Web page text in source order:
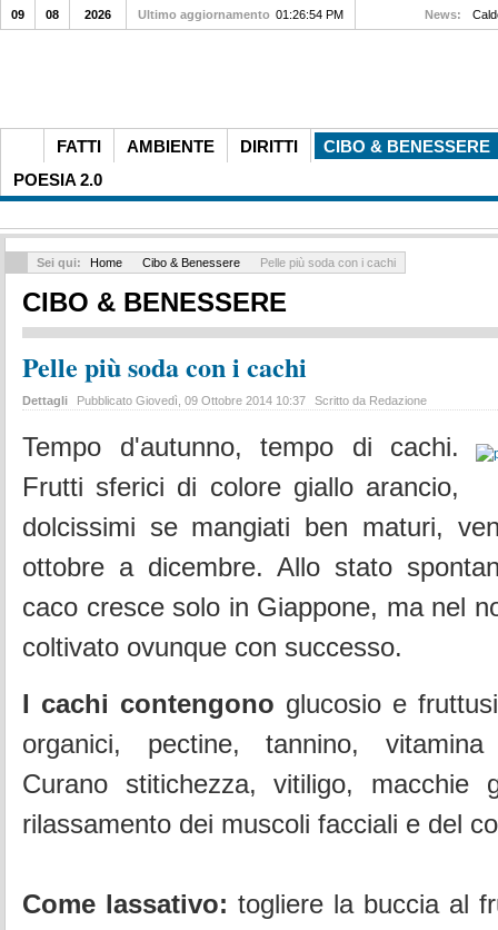
FATTI AMBIENTE DIRITTI
CIBO & BENESSERE
POESIA 2.0
09 08 2026 Ultimo aggiornamento 01:26:54 PM News:
Sei qui: Home Cibo & Benessere Pelle più soda con i cachi
CIBO & BENESSERE
Pelle più soda con i cachi
Dettagli Pubblicato Giovedì, 09 Ottobre 2014 10:37 Scritto da Redazione
Tempo d'autunno, tempo di cachi.
Frutti sferici di colore giallo arancio,
dolcissimi se mangiati ben maturi,
ottobre a dicembre. Allo stato
caco cresce solo in Giappone, ma nel
coltivato ovunque con successo.
I cachi contengono glucosio e
organici, pectine, tannino,
Curano stitichezza, vitiligo, macchie
rilassamento dei muscoli facciali e del
Come lassativo: togliere la buccia al